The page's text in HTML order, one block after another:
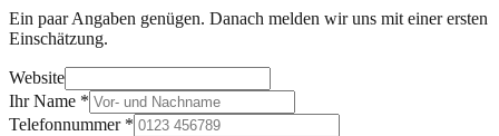
Ein paar Angaben genügen. Danach melden wir uns mit einer ersten
Einschätzung.
Website
Ihr Name *
Telefonnummer *